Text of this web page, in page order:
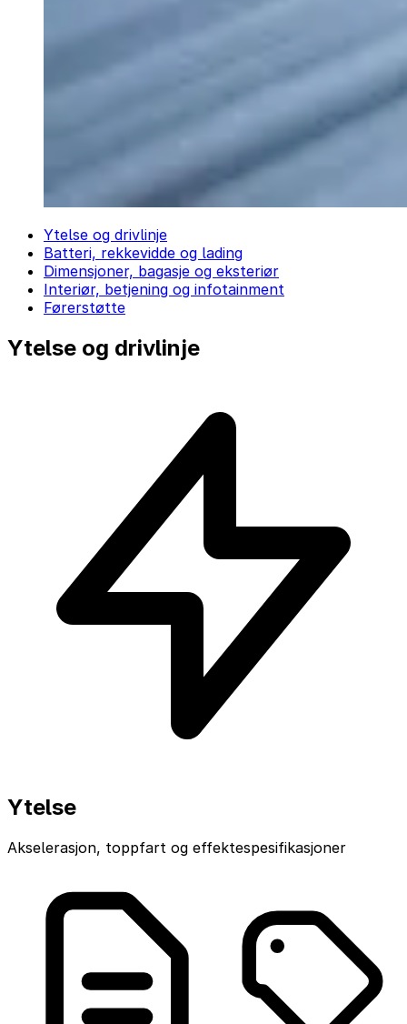
Ytelse og drivlinje
Batteri, rekkevidde og lading
Dimensjoner, bagasje og eksteriør
Interiør, betjening og infotainment
Førerstøtte
Ytelse og drivlinje
Ytelse
Akselerasjon, toppfart og effektespesifikasjoner